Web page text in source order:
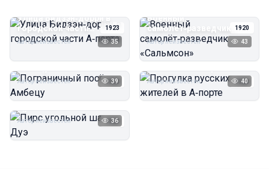
1923
Улица Бидзэн‑дорри в
городской части
А‑порта
Автор неизвестен 35
1920
Военный
самолёт‑разведчик
«Сальмсон»
Автор неизвестен 43
1923
Автор неизвестен 39 1923
Прогулка русских
Автор неизвестен 40
1923
Пирс угольной шахты
Автор неизвестен 36